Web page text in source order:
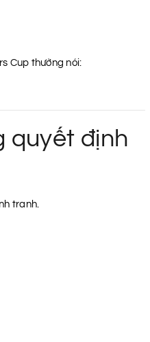
Cup thường nói:
quyết định
tranh.